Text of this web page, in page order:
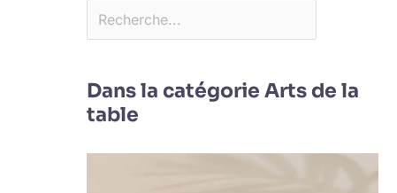
Dans la catégorie Arts de la
table